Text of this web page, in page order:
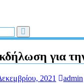
για
2021 admin